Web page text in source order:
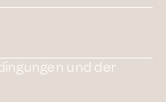
und der